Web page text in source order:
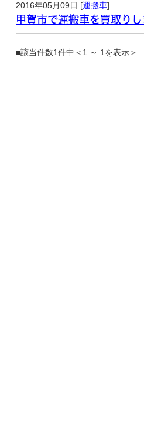
2016年05月09日 [運搬車]
甲賀市で運搬車を買取りし
■該当件数1件中＜1 ～ 1を表示＞